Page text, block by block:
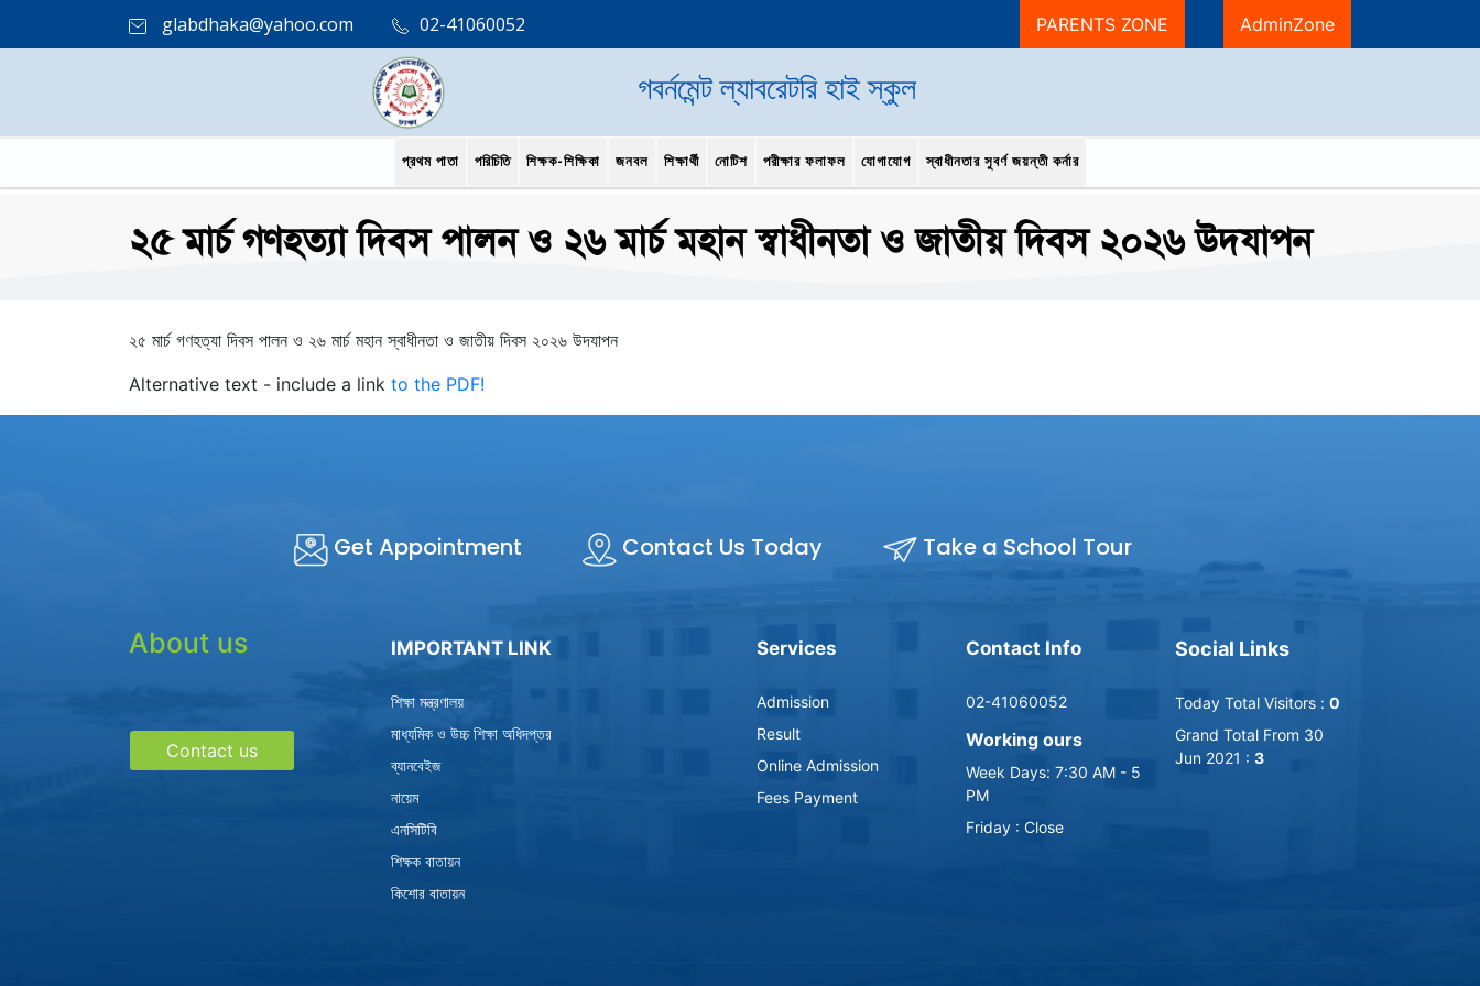
glabdhaka@yahoo.com 02-41060052 PARENTS ZONE AdminZone
গবর্নমেন্ট ল্যাবরেটরি হাই স্কুল
প্রথম পাতা পরিচিতি শিক্ষক-শিক্ষিকা জনবল শিক্ষার্থী নোটিশ পরীক্ষার ফলাফল যোগাযোগ স্বাধীনতার সুবর্ণ জয়ন্তী কর্নার
২৫ মার্চ গণহত্যা দিবস পালন ও ২৬ মার্চ মহান স্বাধীনতা ও জাতীয় দিবস ২০২৬ উদযাপন
২৫ মার্চ গণহত্যা দিবস পালন ও ২৬ মার্চ মহান স্বাধীনতা ও জাতীয় দিবস ২০২৬ উদযাপন
Alternative text - include a link to the PDF!
Get Appointment Contact Us Today Take a School Tour
About us
Contact us
IMPORTANT LINK
শিক্ষা মন্ত্রণালয়
মাধ্যমিক ও উচ্চ শিক্ষা অধিদপ্তর
ব্যানবেইজ
নায়েম
এনসিটিবি
শিক্ষক বাতায়ন
কিশোর বাতায়ন
Services
Admission
Result
Online Admission
Fees Payment
Contact Info
02-41060052
Working ours
Week Days: 7:30 AM - 5
PM
Friday : Close
Social Links
Today Total Visitors : 0
Grand Total From 30
Jun 2021 : 3